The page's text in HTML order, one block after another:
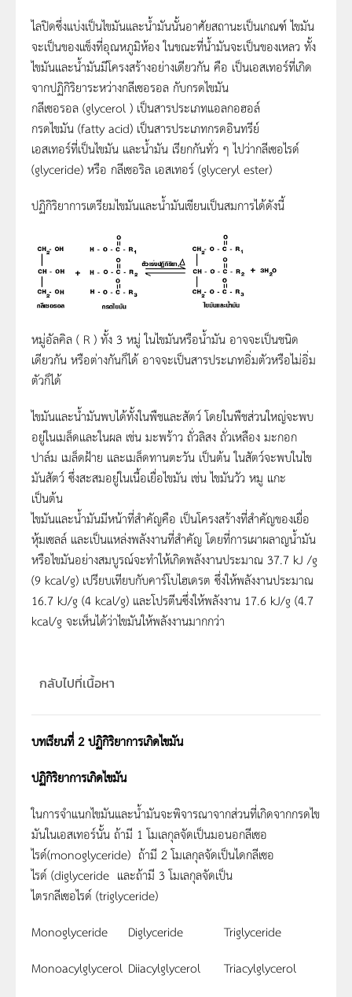
ไลปิดซึ่งแบ่งเป็นไขมันและน้ำมันนั้นอาศัยสถานะเป็นเกณฑ์ ไขมัน
จะเป็นของแข็งที่อุณหภูมิห้อง ในขณะที่น้ำมันจะเป็นของเหลว ทั้ง
ไขมันและน้ำมันมีโครงสร้างอย่างเดียวกัน คือ เป็นเอสเทอร์ที่เกิด
จากปฏิกิริยาระหว่างกลีเซอรอล กับกรดไขมัน
กลีเซอรอล (glycerol ) เป็นสารประเภทแอลกอฮอล์
กรดไขมัน (fatty acid) เป็นสารประเภทกรดอินทรีย์
เอสเทอร์ที่เป็นไขมัน และน้ำมัน เรียกกันทั่ว ๆ ไปว่ากลีเซอไรด์
(glyceride) หรือ กลีเซอริล เอสเทอร์ (glyceryl ester)
ปฏิกิริยาการเตรียมไขมันและน้ำมันเขียนเป็นสมการได้ดังนี้
หมู่อัลคิล ( R ) ทั้ง 3 หมู่ ในไขมันหรือน้ำมัน อาจจะเป็นชนิด
เดียวกัน หรือต่างกันก็ได้ อาจจะเป็นสารประเภทอิ่มตัวหรือไม่อิ่ม
ตัวก็ได้
ไขมันและน้ำมันพบได้ทั้งในพืชและสัตว์ โดยในพืชส่วนใหญ่จะพบ
อยู่ในเมล็ดและในผล เช่น มะพร้าว ถั่วลิสง ถั่วเหลือง มะกอก
ปาล์ม เมล็ดฝ้าย และเมล็ดทานตะวัน เป็นต้น ในสัตว์จะพบในไข
มันสัตว์ ซึ่งสะสมอยู่ในเนื้อเยื่อไขมัน เช่น ไขมันวัว หมู แกะ
เป็นต้น
ไขมันและน้ำมันมีหน้าที่สำคัญคือ เป็นโครงสร้างที่สำคัญของเยื่อ
หุ้มเซลล์ และเป็นแหล่งพลังงานที่สำคัญ โดยที่การเผาผลาญน้ำมัน
หรือไขมันอย่างสมบูรณ์จะทำให้เกิดพลังงานประมาณ 37.7 kJ /g
(9 kcal/g) เปรียบเทียบกับคาร์โบไฮเดรต ซึ่งให้พลังงานประมาณ
16.7 kJ/g (4 kcal/g) และโปรตีนซึ่งให้พลังงาน 17.6 kJ/g (4.7
kcal/g จะเห็นได้ว่าไขมันให้พลังงานมากกว่า
กลับไปที่เนื้อหา
บทเรียนที่ 2 ปฏิกิริยาการเกิดไขมัน
ปฏิกิริยาการเกิดไขมัน
ในการจำแนกไขมันและน้ำมันจะพิจารณาจากส่วนที่เกิดจากกรดไข
มันในเอสเทอร์นั้น ถ้ามี 1 โมเลกุลจัดเป็นมอนอกลีเซอ
ไรด์(monoglyceride) ถ้ามี 2 โมเลกุลจัดเป็นไดกลีเซอ
ไรด์ (diglyceride และถ้ามี 3 โมเลกุลจัดเป็น
ไตรกลีเซอไรด์ (triglyceride)
Monoglyceride
Monoacylglycerol
Diglyceride
Diiacylglycerol
Triglyceride
Triacylglycerol